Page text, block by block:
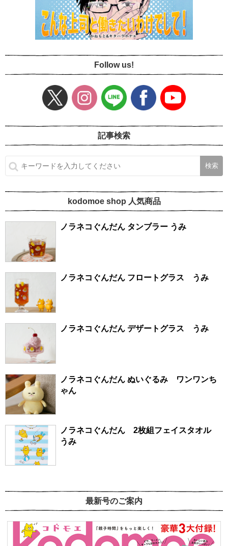
Follow us!
記事検索
kodomoe shop 人気商品
ノラネコぐんだん タンブラー うみ
ノラネコぐんだん フロートグラス うみ
ノラネコぐんだん デザートグラス うみ
ノラネコぐんだん ぬいぐるみ ワンワンち
ゃん
ノラネコぐんだん 2枚組フェイスタオル
うみ
最新号のご案内